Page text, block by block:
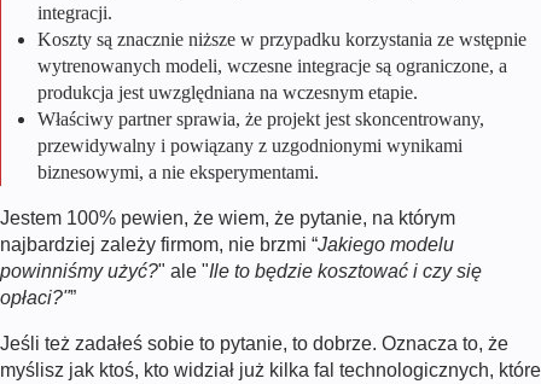
integracji.
Koszty są znacznie niższe w przypadku korzystania ze wstępnie
wytrenowanych modeli, wczesne integracje są ograniczone, a
produkcja jest uwzględniana na wczesnym etapie.
Właściwy partner sprawia, że projekt jest skoncentrowany,
przewidywalny i powiązany z uzgodnionymi wynikami
biznesowymi, a nie eksperymentami.
Jestem 100% pewien, że wiem, że pytanie, na którym
najbardziej zależy firmom, nie brzmi “Jakiego modelu
powinniśmy użyć?" ale "Ile to będzie kosztować i czy się
opłaci?"”
Jeśli też zadałeś sobie to pytanie, to dobrze. Oznacza to, że
myślisz jak ktoś, kto widział już kilka fal technologicznych, które